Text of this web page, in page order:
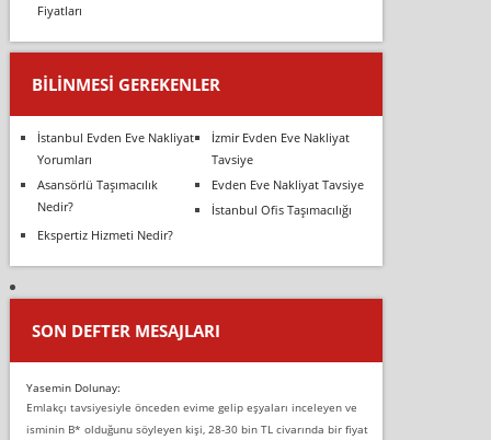
Fiyatları
BILINMESI GEREKENLER
İstanbul Evden Eve Nakliyat
Yorumları
İzmir Evden Eve Nakliyat
Tavsiye
Asansörlü Taşımacılık
Nedir?
Evden Eve Nakliyat Tavsiye
İstanbul Ofis Taşımacılığı
Ekspertiz Hizmeti Nedir?
SON DEFTER MESAJLARI
Yasemin Dolunay:
Emlakçı tavsiyesiyle önceden evime gelip eşyaları inceleyen ve
isminin B* olduğunu söyleyen kişi, 28-30 bin TL civarında bir fiyat